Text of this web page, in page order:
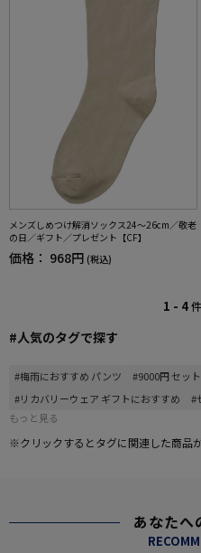
メンズしめつけ解消ソックス24～26cm／敬老
の日／ギフト／プレゼント【CF】
価格： 968円 (税込)
1 - 4
#人気のタグで探す
#梅雨におすすめ パンツ
#9000円 セッ
#リカバリーウェア ギフトにおすすめ
#
もっと見る
※クリックするとタグに関連した商品が
あなたへ